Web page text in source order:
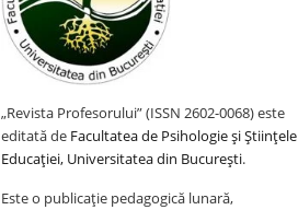
„Revista Profesorului” (ISSN 2602-0068) este
editată de Facultatea de Psihologie și Științele
Educației, Universitatea din București.
Este o publicație pedagogică lunară,